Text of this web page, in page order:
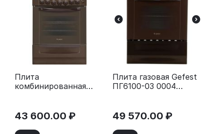
Плита
комбинированная
43 600.00 ₽
Плита газовая Gefest
ПГ6100-03 0004
49 570.00 ₽